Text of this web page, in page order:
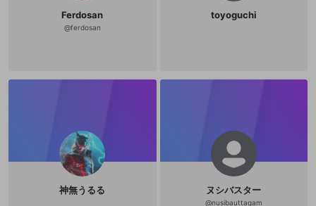
ている。その書物の一章で、リー
は、従来の「武道」がその原理とし
欠き闘うのの身振りや思考を限定し
試みたとき体系化によって導き出さ
れる形式つまりある種の型をもって
しまうことをまぬかれない。『魂の
武器』における第二章は「肉体の武
器」と題され、拳による打撃や蹴り
などの技法が写真やイラストをまじ
えていくつもの例を提示しながら細
Ferdosan
@ferdosan
toyoguchi
神無うるる ヌシバスター
@nusibauttagam